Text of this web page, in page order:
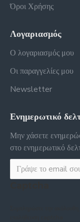
Όροι Χρήσης
Λογαριασμός
Ο λογαριασμός μου
Οι παραγγελίες μου
Newsletter
Ενημερωτικό
Μην χάσετε
στο ενημερωτικό